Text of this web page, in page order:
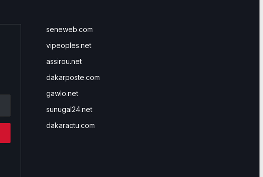
seneweb.com
vipeoples.net
assirou.net
dakarposte.com
gawlo.net
sunugal24.net
dakaractu.com